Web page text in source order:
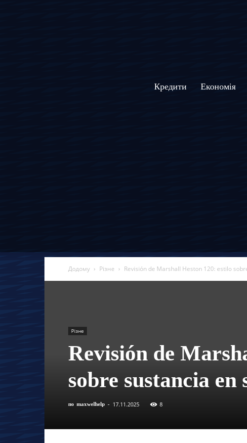
Кредити Економія
Додому Різне Revisión de Marshall Heston 120: estilo
Різне
Revisión de
sobre sustancia
по maxwelhelp - 17.11.2025 8